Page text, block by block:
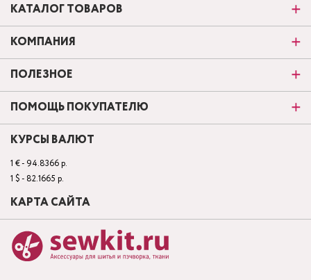
КАТАЛОГ ТОВАРОВ
КОМПАНИЯ
ПОЛЕЗНОЕ
ПОМОЩЬ ПОКУПАТЕЛЮ
КУРСЫ ВАЛЮТ
1 € - 94.8366 р.
1 $ - 82.1665 р.
КАРТА САЙТА